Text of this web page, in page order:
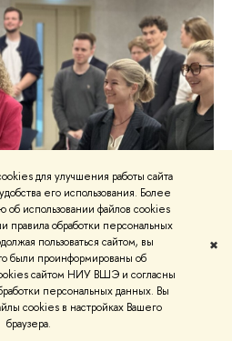
для улучшения работы сайта
его использования. Более
использовании файлов cookies
правила обработки персональных
пользоваться сайтом, вы
были проинформированы об
сайтом НИУ ВШЭ и согласны
персональных данных. Вы
cookies в настройках Вашего
браузера.
✖
яркие
выпускников